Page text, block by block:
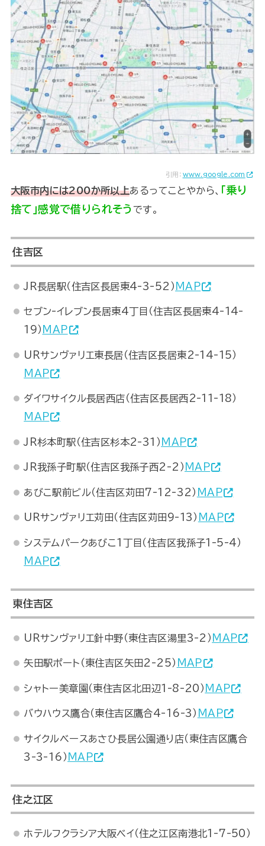
引用： www.google.com
大阪市内には200か所以上あるってことやから、
「乗り
捨て」感覚で借りられそう です。
住吉区
JR長居駅（住吉区長居東4-3-52） MAP
セブン-イレブン長居東4丁目（住吉区長居東4-14-
19） MAP
URサンヴァリエ東長居（住吉区長居東2-14-15）
MAP
ダイワサイクル長居西店（住吉区長居西2-11-18）
MAP
JR杉本町駅（住吉区杉本2-31） MAP
JR我孫子町駅（住吉区我孫子西2-2） MAP
あびこ駅前ビル（住吉区苅田7-12-32） MAP
URサンヴァリエ苅田（住吉区苅田9-13） MAP
システムパークあびこ1丁目（住吉区我孫子1-5-4）
MAP
東住吉区
URサンヴァリエ針中野（東住吉区湯里3-2） MAP
矢田駅ポート（東住吉区矢田2-25） MAP
シャトー美章園（東住吉区北田辺1-8-20） MAP
バウハウス鷹合（東住吉区鷹合4-16-3） MAP
サイクルベースあさひ長居公園通り店（東住吉区鷹合
3-3-16） MAP
住之江区
ホテルフクラシア大阪ベイ（住之江区南港北1-7-50）